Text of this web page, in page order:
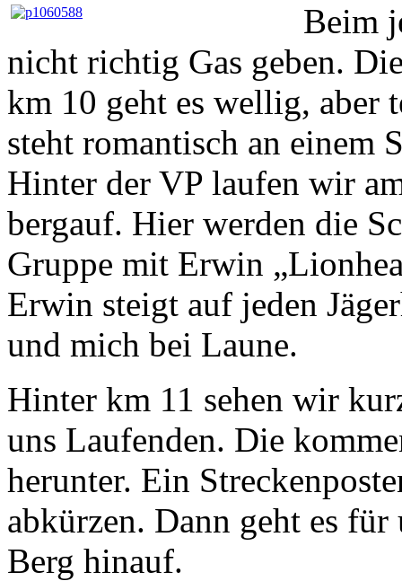
Beim
nicht richtig Gas geben.
km 10 geht es wellig, aber
steht romantisch an einem
Hinter der VP laufen wir
bergauf. Hier werden die
Gruppe mit Erwin
Erwin steigt auf jeden
und mich bei Laune.
Hinter km 11 sehen wir
uns Laufenden. Die
herunter. Ein
abkürzen. Dann geht es
Berg hinauf.